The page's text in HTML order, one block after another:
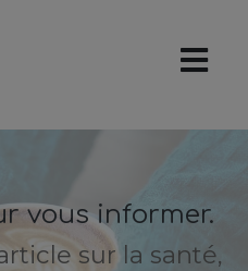
vous informer.
sur la santé,